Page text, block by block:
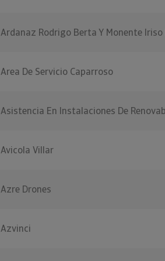
Ardanaz Rodrigo Berta Y Monente
Area De Servicio Caparroso
Asistencia En Instalaciones De
Avicola Villar
Azre Drones
Azvinci